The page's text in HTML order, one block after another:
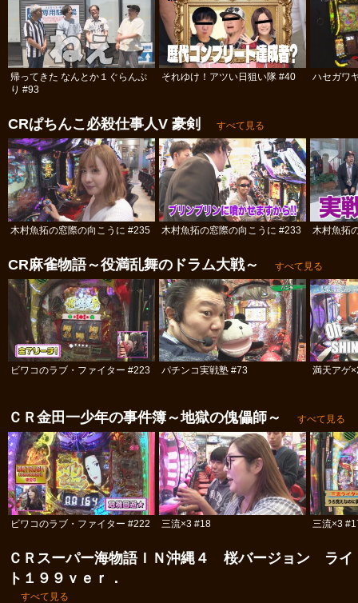
帰ってきた なんとか１ぐらんぷ
り #93
それゆけ！アツい日狙い隊 #40 ハセガワ
CRぱちんこ必殺仕事人V 豪剣 すべて見る
木村魚拓の窓際の向こうに #235 木村魚拓の窓際の向こうに #233 木村魚拓
CR麻雀物語～役満乱舞のドラム大戦～ すべて見る
ビワコのラブ・ファイター #223 パチンコ実戦塾 #73 満天アゲ
ＣＲ金田一少年の事件簿～地獄の傀儡師～ すべて見る
ビワコのラブ・ファイター #222 三流×3 #18 三流×3
ＣＲスーパー海物語ＩＮ沖縄４ 桜バージョン ライ
ト１９９ｖｅｒ．
すべて見る